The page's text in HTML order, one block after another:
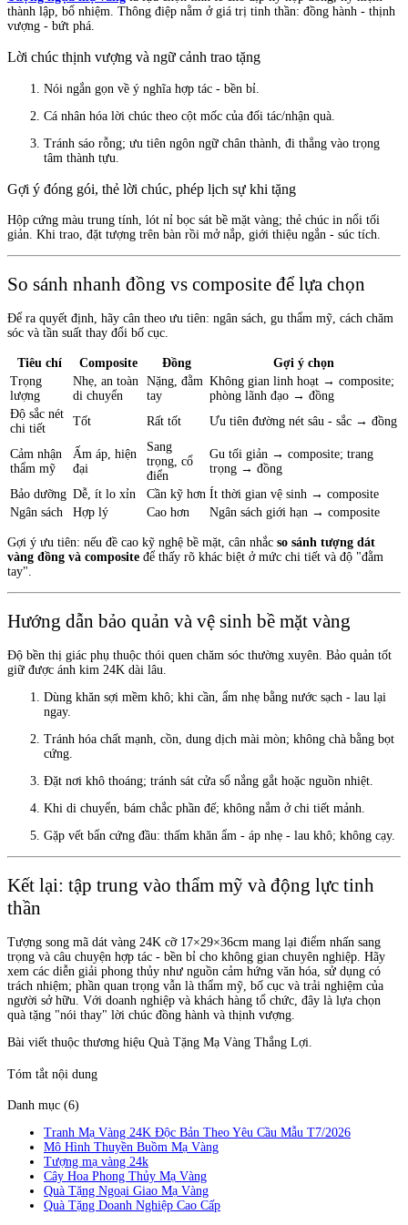
thành lập, bổ nhiệm. Thông điệp nằm ở giá trị tinh thần: đồng hành - thịnh
vượng - bứt phá.
Lời chúc thịnh vượng và ngữ cảnh trao tặng
Nói ngắn gọn về ý nghĩa hợp tác - bền bỉ.
Cá nhân hóa lời chúc theo cột mốc của đối tác/nhận quà.
Tránh sáo rỗng; ưu tiên ngôn ngữ chân thành, đi thẳng vào trọng
tâm thành tựu.
Gợi ý đóng gói, thẻ lời chúc, phép lịch sự khi tặng
Hộp cứng màu trung tính, lót nỉ bọc sát bề mặt vàng; thẻ chúc in nổi tối
giản. Khi trao, đặt tượng trên bàn rồi mở nắp, giới thiệu ngắn - súc tích.
So sánh nhanh đồng vs composite để lựa chọn
Để ra quyết định, hãy cân theo ưu tiên: ngân sách, gu thẩm mỹ, cách chăm
sóc và tần suất thay đổi bố cục.
Tiêu chí Composite Đồng
Gợi ý chọn
Trọng
lượng
Nhẹ, an toàn
di chuyển
Nặng, đằm
tay
Không gian linh hoạt → composite;
phòng lãnh đạo → đồng
Độ sắc nét
chi tiết
Tốt Rất tốt Ưu tiên đường nét sâu - sắc → đồng
Cảm nhận
thẩm mỹ
Ấm áp, hiện
đại
Sang
trọng, cổ
điển
Gu tối giản → composite; trang
trọng → đồng
Bảo dưỡng Dễ, ít lo xỉn Cần kỹ hơn Ít thời gian vệ sinh → composite
Ngân sách
Hợp lý Cao hơn Ngân sách giới hạn → composite
Gợi ý ưu tiên: nếu đề cao kỹ nghệ bề mặt, cân nhắc so sánh tượng dát
vàng đồng và composite để thấy rõ khác biệt ở mức chi tiết và độ "đằm
tay".
Hướng dẫn bảo quản và vệ sinh bề mặt vàng
Độ bền thị giác phụ thuộc thói quen chăm sóc thường xuyên. Bảo quản tốt
giữ được ánh kim 24K dài lâu.
Dùng khăn sợi mềm khô; khi cần, ẩm nhẹ bằng nước sạch - lau lại
ngay.
Tránh hóa chất mạnh, cồn, dung dịch mài mòn; không chà bằng bọt
cứng.
Đặt nơi khô thoáng; tránh sát cửa sổ nắng gắt hoặc nguồn nhiệt.
Khi di chuyển, bám chắc phần đế; không nắm ở chi tiết mảnh.
Gặp vết bẩn cứng đầu: thấm khăn ẩm - áp nhẹ - lau khô; không cạy.
Kết lại: tập trung vào thẩm mỹ và động lực tinh
thần
Tượng song mã dát vàng 24K cỡ 17×29×36cm mang lại điểm nhấn sang
trọng và câu chuyện hợp tác - bền bỉ cho không gian chuyên nghiệp. Hãy
xem các diễn giải phong thủy như nguồn cảm hứng văn hóa, sử dụng có
trách nhiệm; phần quan trọng vẫn là thẩm mỹ, bố cục và trải nghiệm của
người sở hữu. Với doanh nghiệp và khách hàng tổ chức, đây là lựa chọn
quà tặng "nói thay" lời chúc đồng hành và thịnh vượng.
Bài viết thuộc thương hiệu Quà Tặng Mạ Vàng Thắng Lợi.
Tóm tắt nội dung
Danh mục (6)
Tranh Mạ Vàng 24K Độc Bản Theo Yêu Cầu Mẫu T7/2026
Mô Hình Thuyền Buồm Mạ Vàng
Tượng mạ vàng 24k
Cây Hoa Phong Thủy Mạ Vàng
Quà Tặng Ngoại Giao Mạ Vàng
Quà Tặng Doanh Nghiệp Cao Cấp